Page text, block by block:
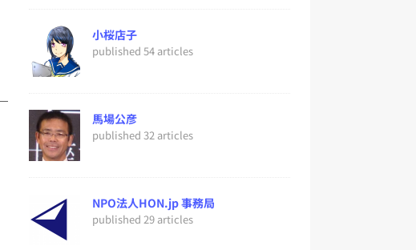
小桜店子
published 54 articles
馬場公彦
published 32 articles
NPO法人HON.jp 事務局
published 29 articles